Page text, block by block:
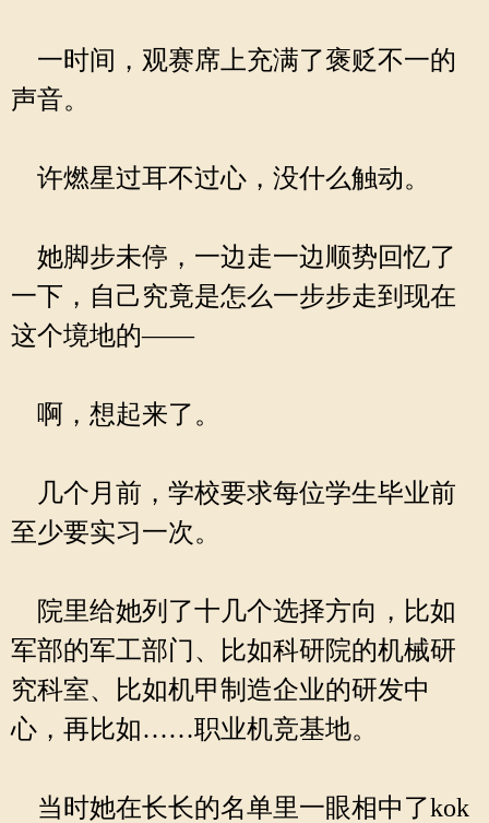
一时间，观赛席上充满了褒贬不一的
声音。
许燃星过耳不过心，没什么触动。
她脚步未停，一边走一边顺势回忆了
一下，自己究竟是怎么一步步走到现在
这个境地的——
啊，想起来了。
几个月前，学校要求每位学生毕业前
至少要实习一次。
院里给她列了十几个选择方向，比如
军部的军工部门、比如科研院的机械研
究科室、比如机甲制造企业的研发中
心，再比如……职业机竞基地。
当时她在长长的名单里一眼相中了kok